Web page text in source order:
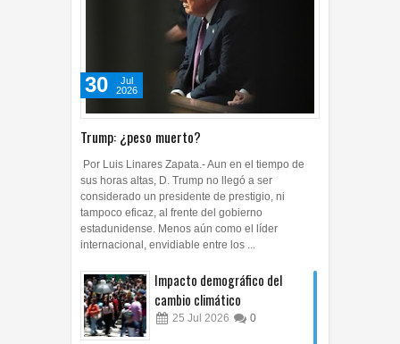
Trump: ¿peso muerto?
30
Jul
2026
Por Luis Linares Zapata.- Aun en el tiempo de
sus horas altas, D. Trump no llegó a ser
considerado un presidente de prestigio, ni
tampoco eficaz, al frente del gobierno
estadunidense. Menos aún como el líder
internacional, envidiable entre los ...
Impacto demográfico del
cambio climático
25 Jul 2026 0